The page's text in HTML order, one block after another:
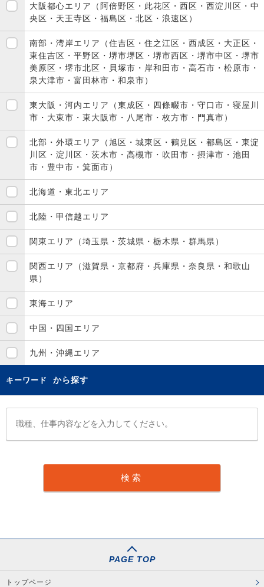
大阪都心エリア（阿倍野区・此花区・西区・西淀川区・中
央区・天王寺区・福島区・北区・浪速区）
南部・湾岸エリア（住吉区・住之江区・西成区・大正区・
東住吉区・平野区・堺市堺区・堺市西区・堺市中区・堺市
美原区・堺市北区・貝塚市・岸和田市・高石市・松原市・
泉大津市・富田林市・和泉市）
東大阪・河内エリア（東成区・四條畷市・守口市・寝屋川
市・大東市・東大阪市・八尾市・枚方市・門真市）
北部・外環エリア（旭区・城東区・鶴見区・都島区・東淀
川区・淀川区・茨木市・高槻市・吹田市・摂津市・池田
市・豊中市・箕面市）
北海道・東北エリア
北陸・甲信越エリア
関東エリア（埼玉県・茨城県・栃木県・群馬県）
関西エリア（滋賀県・京都府・兵庫県・奈良県・和歌山
県）
東海エリア
中国・四国エリア
九州・沖縄エリア
キーワード から探す
PAGE TOP
トップページ